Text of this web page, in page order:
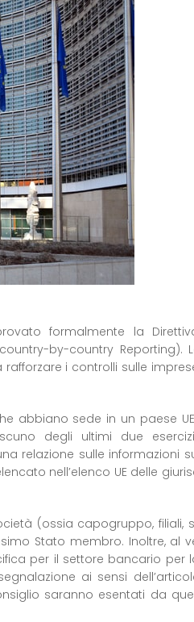
formalmente la
by-country Reporting).
i controlli sulle
abbiano sede in un paese
degli ultimi due esercizi
relazione sulle informazioni
nell’elenco UE delle
(ossia capogruppo, filiali,
Stato membro. Inoltre, al
per il settore bancario per
ai sensi
saranno esentati da